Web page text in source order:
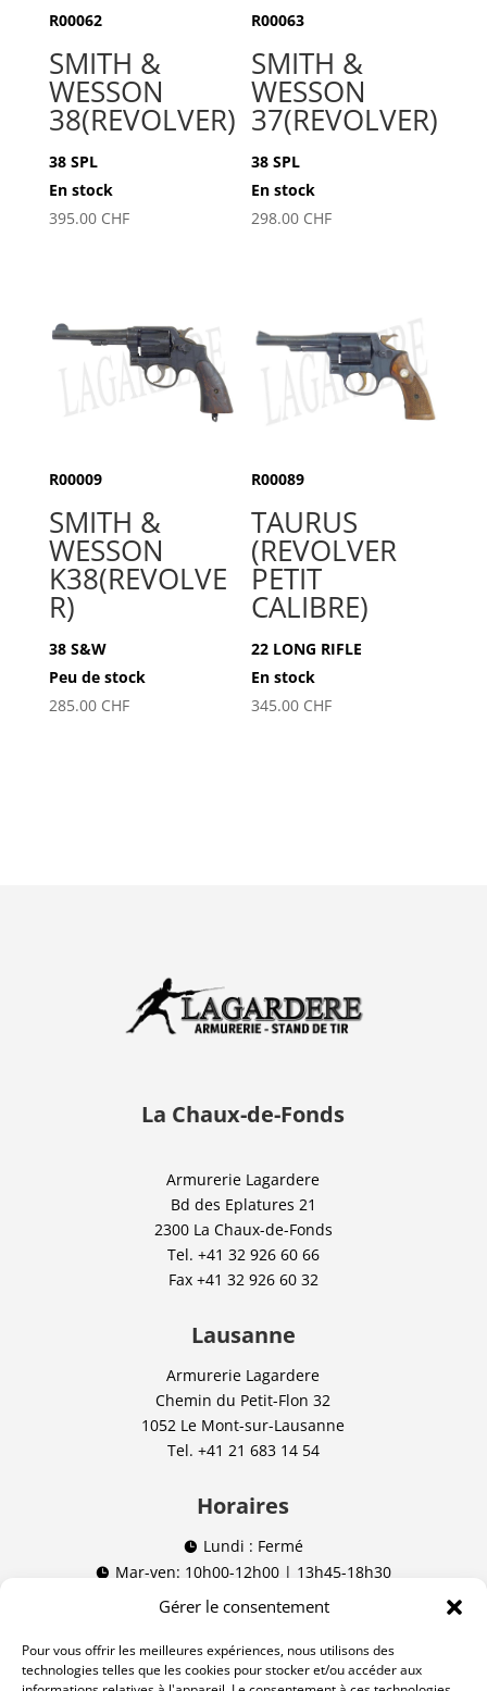
Gérer le consentement
Pour vous offrir les meilleures expériences, nous utilisons des
technologies telles que les cookies pour stocker et/ou accéder aux
R00062
SMITH &
WESSON
38(REVOLVER)
38 SPL
En stock
395.00 CHF
R00063
SMITH &
WESSON
37(REVOLVER)
38 SPL
En stock
298.00 CHF
R00009
SMITH &
WESSON
K38(REVOLVE
R)
38 S&W
Peu de stock
285.00 CHF
R00089
TAURUS
(REVOLVER
PETIT
CALIBRE)
22 LONG RIFLE
En stock
345.00 CHF
La Chaux-de-Fonds
Armurerie Lagardere
Bd des Eplatures 21
2300 La Chaux-de-Fonds
Tel. +41 32 926 60 66
Fax +41 32 926 60 32
Lausanne
Armurerie Lagardere
Chemin du Petit-Flon 32
1052 Le Mont-sur-Lausanne
Tel. +41 21 683 14 54
Horaires
 Lundi : Fermé
 Mar-ven: 10h00-12h00 | 13h45-18h30
Sam: 09h00-12h00 | 13h45-16h00
Nos réseaux